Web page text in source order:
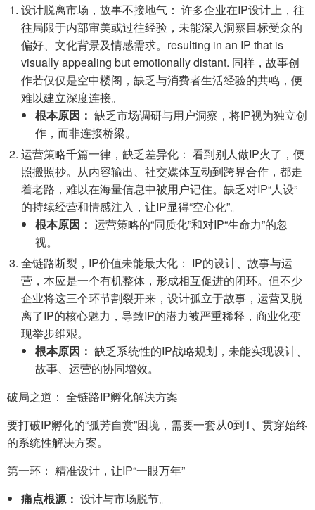
设计脱离市场，故事不接地气： 许多企业在IP设计上，往
往局限于内部审美或过往经验，未能深入洞察目标受众的
偏好、文化背景及情感需求。resulting in an IP that is
visually appealing but emotionally distant. 同样，故事创
作若仅仅是空中楼阁，缺乏与消费者生活经验的共鸣，便
难以建立深度连接。
根本原因： 缺乏市场调研与用户洞察，将IP视为独立创
作，而非连接桥梁。
运营策略千篇一律，缺乏差异化： 看到别人做IP火了，便
照搬照抄。从内容输出、社交媒体互动到跨界合作，都走
着老路，难以在海量信息中被用户记住。缺乏对IP“人设”
的持续经营和情感注入，让IP显得“空心化”。
根本原因： 运营策略的“同质化”和对IP“生命力”的忽
视。
全链路断裂，IP价值未能最大化： IP的设计、故事与运
营，本应是一个有机整体，形成相互促进的闭环。但不少
企业将这三个环节割裂开来，设计孤立于故事，运营又脱
离了IP的核心魅力，导致IP的潜力被严重稀释，商业化变
现举步维艰。
根本原因： 缺乏系统性的IP战略规划，未能实现设计、
故事、运营的协同增效。
破局之道： 全链路IP孵化解决方案
要打破IP孵化的“孤芳自赏”困境，需要一套从0到1、贯穿始终
的系统性解决方案。
第一环： 精准设计，让IP“一眼万年”
痛点根源： 设计与市场脱节。